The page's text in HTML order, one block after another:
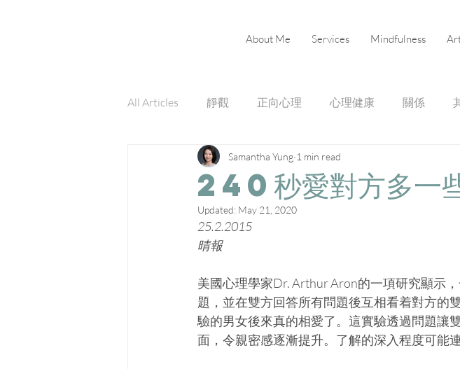
About Me Services Mindfulness
All Articles 靜觀 正向心理 心理健康 關係
240秒愛對方多一
Samantha Yung 1 min read
Updated: May 21, 2020
25.2.2015
晴報
美國心理學家Dr. Arthur Aron的一項研究顯示
題，並在雙方回答所有問題後互相看着對方的
驗的男女後來真的相愛了。這實驗透過問題讓
面，令親密感逐漸提升。了解的深入程度可能